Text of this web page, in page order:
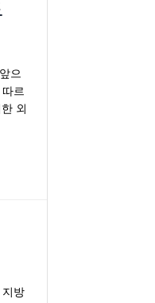
으
르
외
방